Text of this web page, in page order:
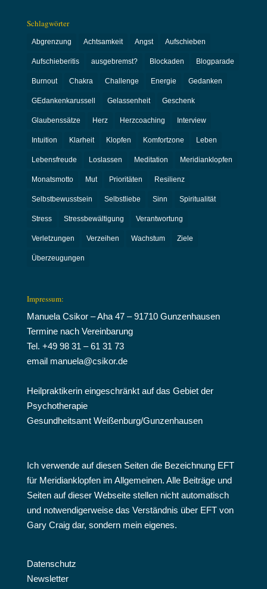
Schlagwörter
Abgrenzung Achtsamkeit Angst Aufschieben
Aufschieberitis ausgebremst? Blockaden Blogparade
Burnout Chakra Challenge Energie Gedanken
GEdankenkarussell Gelassenheit Geschenk
Glaubenssätze Herz Herzcoaching Interview
Intuition Klarheit Klopfen Komfortzone Leben
Lebensfreude Loslassen Meditation Meridianklopfen
Monatsmotto Mut Prioritäten Resilienz
Selbstbewusstsein Selbstliebe Sinn Spiritualität
Stress Stressbewältigung Verantwortung
Verletzungen Verzeihen Wachstum Ziele
Überzeugungen
Impressum:
Manuela Csikor – Aha 47 – 91710 Gunzenhausen
Termine nach Vereinbarung
Tel. +49 98 31 – 61 31 73
email manuela@csikor.de
Heilpraktikerin eingeschränkt auf das Gebiet der
Psychotherapie
Gesundheitsamt Weißenburg/Gunzenhausen
Ich verwende auf diesen Seiten die Bezeichnung EFT
für Meridianklopfen im Allgemeinen. Alle Beiträge und
Seiten auf dieser Webseite stellen nicht automatisch
und notwendigerweise das Verständnis über EFT von
Gary Craig dar, sondern mein eigenes.
Datenschutz
Newsletter